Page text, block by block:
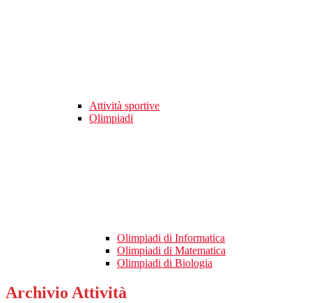
Attività sportive
Olimpiadi
Olimpiadi di Informatica
Olimpiadi di Matematica
Olimpiadi di Biologia
Archivio Attività